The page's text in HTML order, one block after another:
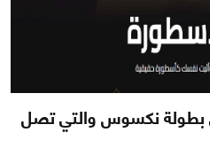
بطولة نكسوس والتي تصل